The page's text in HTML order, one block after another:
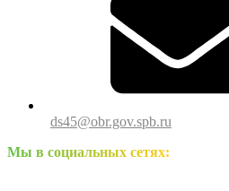
ds45@obr.gov.spb.ru
Мы в социальных сетях: